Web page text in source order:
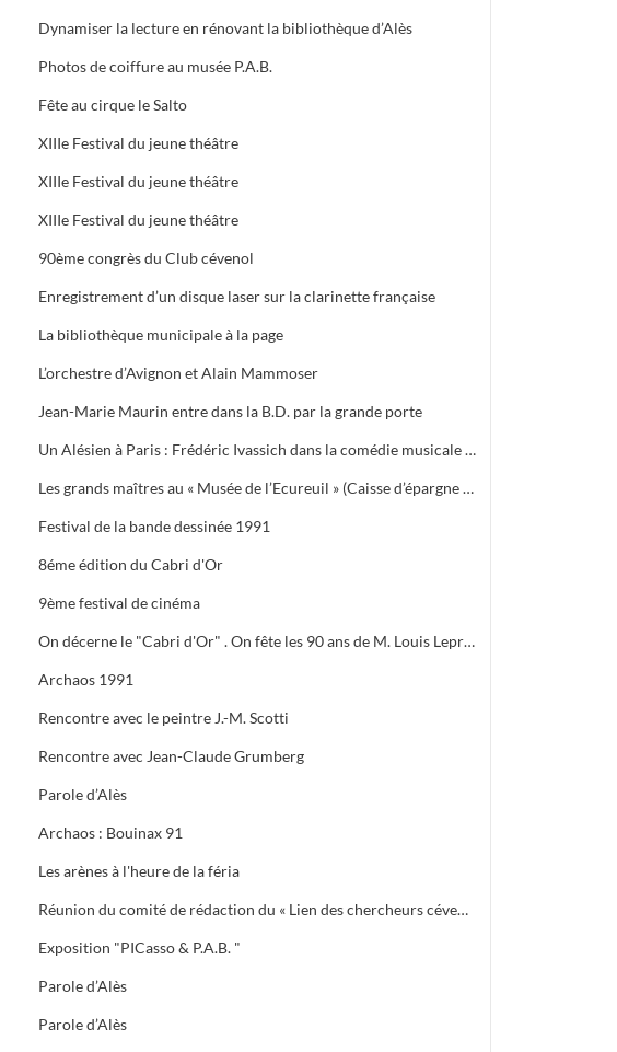
Dynamiser la lecture en rénovant la bibliothèque d’Alès
Photos de coiffure au musée P.A.B.
Fête au cirque le Salto
XIIIe Festival du jeune théâtre
XIIIe Festival du jeune théâtre
XIIIe Festival du jeune théâtre
90ème congrès du Club cévenol
Enregistrement d’un disque laser sur la clarinette française
La bibliothèque municipale à la page
L’orchestre d’Avignon et Alain Mammoser
Jean-Marie Maurin entre dans la B.D. par la grande porte
Un Alésien à Paris : Frédéric Ivassich dans la comédie musicale « 42nd street » au théâtre du Châtelet
Les grands maîtres au « Musée de l’Ecureuil » (Caisse d’épargne d’Alès).
Festival de la bande dessinée 1991
8éme édition du Cabri d'Or
9ème festival de cinéma
On décerne le "Cabri d'Or" . On fête les 90 ans de M. Louis Leprince-Ringuet
Archaos 1991
Rencontre avec le peintre J.-M. Scotti
Rencontre avec Jean-Claude Grumberg
Parole d’Alès
Archaos : Bouinax 91
Les arènes à l'heure de la féria
Réunion du comité de rédaction du « Lien des chercheurs cévenols »
Exposition "PICasso & P.A.B. "
Parole d’Alès
Parole d’Alès